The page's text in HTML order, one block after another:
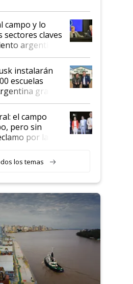
campo y lo
sectores claves
argentino
instalarán
escuelas
gracias
Starlink
el campo
pero sin
por las
los temas